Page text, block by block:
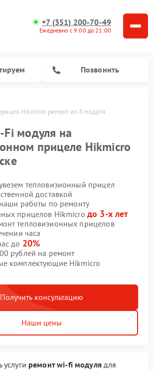
+7 (351) 200-70-49
Ежедневно с 9:00 до 21:00
Позвонить
Hikmicro ремонт wi-fi модуля
модуля на
прицеле Hikmicro
тепловизионный прицел
доставкой
работы по ремонту
прицелов Hikmicro до 3-х лет
тепловизионных прицелов
часа
до 20%
рублей на ремонт
комплектующие Hikmicro
Получить консультацию
Наши цены
услуги ремонт wi-fi модулядля